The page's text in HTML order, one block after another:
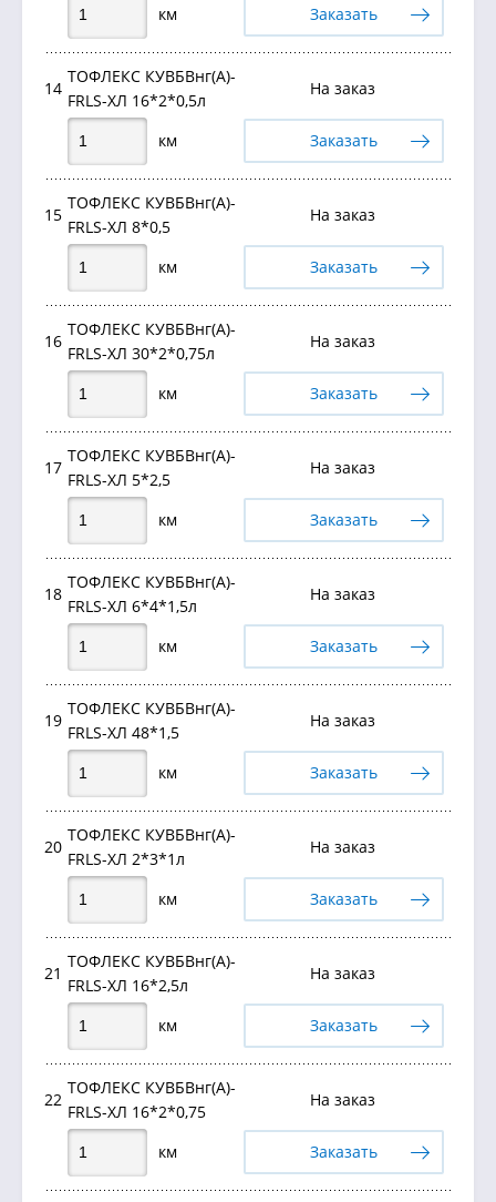
км Заказать
14
ТОФЛЕКС КУВБВнг(А)-
FRLS-ХЛ 16*2*0,5л
На заказ
км Заказать
15
ТОФЛЕКС КУВБВнг(А)-
FRLS-ХЛ 8*0,5
На заказ
км Заказать
16
ТОФЛЕКС КУВБВнг(А)-
FRLS-ХЛ 30*2*0,75л
На заказ
км Заказать
17
ТОФЛЕКС КУВБВнг(А)-
FRLS-ХЛ 5*2,5
На заказ
км Заказать
18
ТОФЛЕКС КУВБВнг(А)-
FRLS-ХЛ 6*4*1,5л
На заказ
км Заказать
19
ТОФЛЕКС КУВБВнг(А)-
FRLS-ХЛ 48*1,5
На заказ
км Заказать
20
ТОФЛЕКС КУВБВнг(А)-
FRLS-ХЛ 2*3*1л
На заказ
км Заказать
21
ТОФЛЕКС КУВБВнг(А)-
FRLS-ХЛ 16*2,5л
На заказ
км Заказать
22
ТОФЛЕКС КУВБВнг(А)-
FRLS-ХЛ 16*2*0,75
На заказ
км Заказать